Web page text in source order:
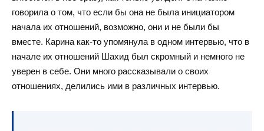
говорила о том, что если бы она не была инициатором
начала их отношений, возможно, они и не были бы
вместе. Карина как-то упомянула в одном интервью, что в
начале их отношений Шахид был скромный и немного не
уверен в себе. Они много рассказывали о своих
отношениях, делились ими в различных интервью.